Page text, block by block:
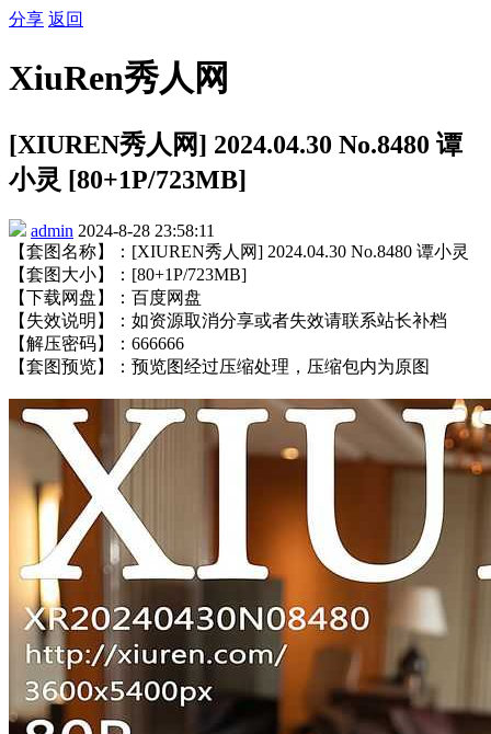
分享 返回
XiuRen秀人网
[XIUREN秀人网] 2024.04.30 No.8480 谭
小灵 [80+1P/723MB]
admin 2024-8-28 23:58:11
【套图名称】：[XIUREN秀人网] 2024.04.30 No.8480 谭小灵
【套图大小】：[80+1P/723MB]
【下载网盘】：百度网盘
【失效说明】：如资源取消分享或者失效请联系站长补档
【解压密码】：666666
【套图预览】：预览图经过压缩处理，压缩包内为原图